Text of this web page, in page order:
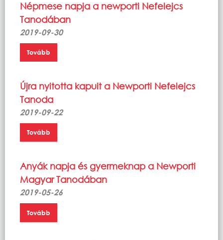
Népmese napja a newporti Nefelejcs
Tanodában
2019-09-30
Tovább
Újra nyitotta kapuit a Newporti Nefelejcs
Tanoda
2019-09-22
Tovább
Anyák napja és gyermeknap a Newporti
Magyar Tanodában
2019-05-26
Tovább